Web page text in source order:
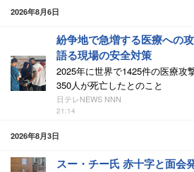
2026年8月6日
紛争地で急増する医療への
語る現場の安全対策
2025年に世界で1425件の医療攻
350人が死亡したとのこと
日テレNEWS NNN
21:14
2026年8月3日
スー・チー氏 赤十字と面会